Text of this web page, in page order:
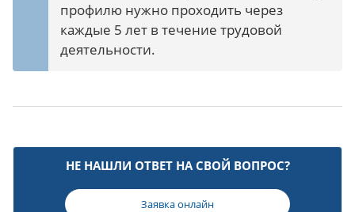
профилю нужно проходить через
каждые 5 лет в течение трудовой
деятельности.
НЕ НАШЛИ ОТВЕТ НА СВОЙ ВОПРОС?
Заявка онлайн